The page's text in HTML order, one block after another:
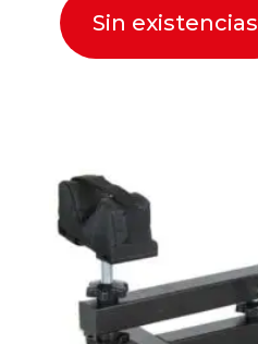
Sin existencias